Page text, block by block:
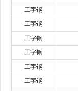
工字钢
工字钢
工字钢
工字钢
工字钢
工字钢